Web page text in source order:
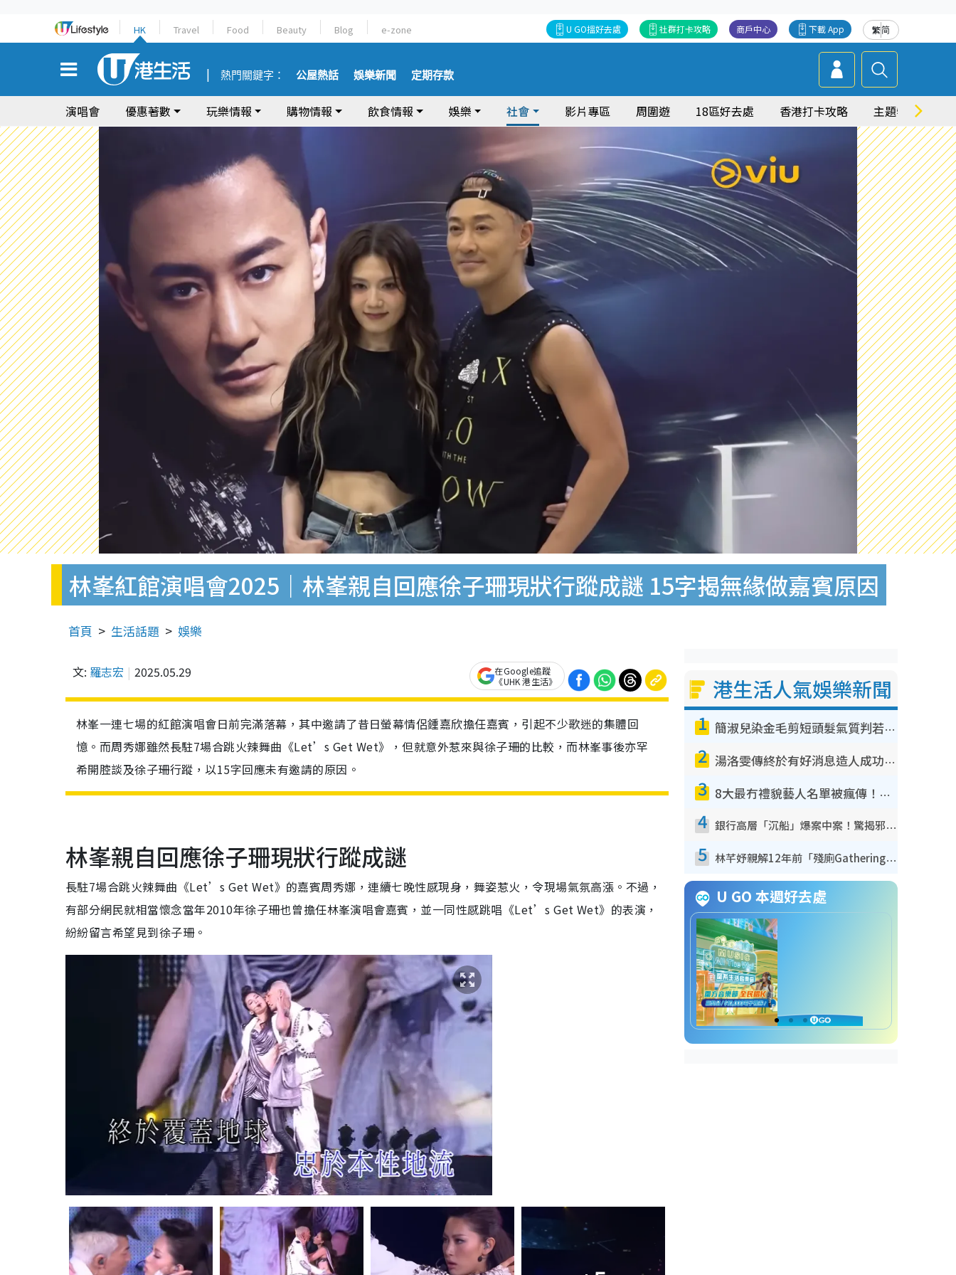
HK Travel Food Beauty Blog e-zone 繁简
下載 App
商戶中心
社群打卡攻略
U GO搵好去處
熱門關鍵字： 公屋熱話 娛樂新聞 定期存款
演唱會 優惠著數 玩樂情報 購物情報 飲食情報 娛樂 社會 影片專區 周圍遊 18區好去處 香港打卡攻略 主題特集
林峯紅館演唱會2025｜林峯親自回應徐子珊現狀行蹤成謎 15字揭無緣做嘉賓原因
首頁 生活話題 娛樂
文: 羅志宏 2025.05.29
在Google追蹤
《UHK 港生活》
林峯一連七場的紅館演唱會日前完滿落幕，其中邀請了昔日螢幕情侶鍾嘉欣擔任嘉賓，引起不少歌迷的集體回
憶。而周秀娜雖然長駐7場合跳火辣舞曲《Let’s Get Wet》，但就意外惹來與徐子珊的比較，而林峯事後亦罕
希開腔談及徐子珊行蹤，以15字回應未有邀請的原因。
林峯親自回應徐子珊現狀行蹤成謎
長駐7場合跳火辣舞曲《Let’s Get Wet》的嘉賓周秀娜，連續七晚性感現身，舞姿惹火，令現場氣氛高漲。不過，
有部分網民就相當懷念當年2010年徐子珊也曾擔任林峯演唱會嘉賓，並一同性感跳唱《Let’s Get Wet》的表演，
紛紛留言希望見到徐子珊。
港生活人氣娛樂新聞
1 簡淑兒染金毛剪短頭髮氣質判若兩人！嚇壞老公麥大力都認唔出：「你做咩事？」
2 湯洛雯傳終於有好消息造人成功！兩大細節曝孕味極濃惹猜測：大肚婆先會咁！
3 8大最冇禮貌藝人名單被瘋傳！網民揭發明星真面目 一致數臭呢位係無品天花板？
4 銀行高層「沉船」爆案中案！驚揭邪教洗腦操控賣淫被吞600萬 幕後黑手講多錯多
5 林芊妤親解12年前「殘廁Gathering」真相！高層解約一句話重創尊嚴至今拒返TVB
U GO 本週好去處